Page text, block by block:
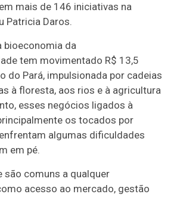
mais de 146 iniciativas na
Patricia Daros.
bioeconomia da
tem movimentado R$ 13,5
do Pará, impulsionada por cadeias
à floresta, aos rios e à agricultura
esses negócios ligados à
os tocados por
algumas dificuldades
em pé.
são comuns a qualquer
acesso ao mercado, gestão